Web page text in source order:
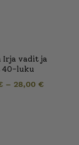
Irja vadit ja
40-luku
– 28,00 €